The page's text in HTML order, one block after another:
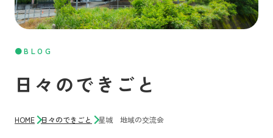
BLOG
日々のできごと
HOME 日々のできごと 星城 地域の交流会